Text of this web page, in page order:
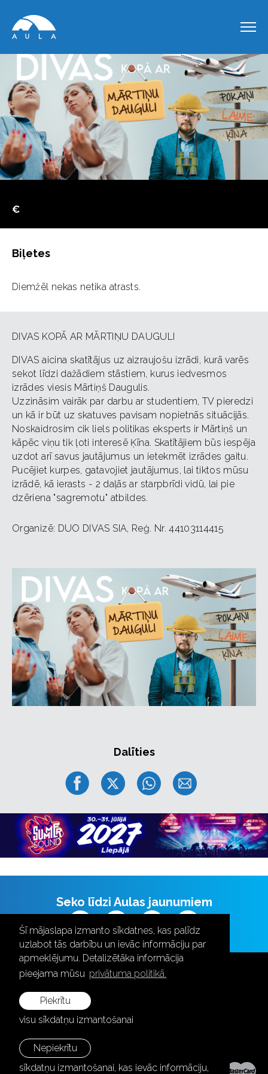
Šī mājaslapa izmanto sīkdatnes, kas palīdz
uzlabot tās darbību un ievāc informāciju par
apmeklējumu. Detalizētāka informācija
pieejama mūsu privātuma politikā.
Nepiekrītu
sīkdatņu izmantošanai, kas ievāc informāciju,
Piekrītu
visu sīkdatņu izmantošanai
€
Biļetes
Diemžēl nekas netika atrasts.
DIVAS KOPĀ AR MĀRTIŅU DAUGULI
DIVAS aicina skatītājus uz aizraujošu izrādi, kurā varēs
sekot līdzi dažādiem stāstiem, kurus iedvesmos
izrādes viesis Mārtiņš Daugulis.
Uzzināsim vairāk par darbu ar studentiem, TV pieredzi
un kā ir būt uz skatuves pavisam nopietnās situācijās.
Noskaidrosim cik liels politikas eksperts ir Mārtiņš un
kāpēc viņu tik ļoti interesē Ķīna. Skatītājiem būs iespēja
uzdot arī savus jautājumus un ietekmēt izrādes gaitu.
Pucējiet kurpes, gatavojiet jautājumus, lai tiktos mūsu
izrādē, kā ierasts - 2 daļās ar starpbrīdi vidū, lai pie
dzēriena "sagremotu" atbildes.
Organizē: DUO DIVAS SIA, Reģ. Nr. 44103114415
Dalīties
Seko līdzi Aulas jaunumiem
+371 28787870
info@aula.lv
© 2026 SIA "Aula Events".
Visas tiesības aizsargātas.